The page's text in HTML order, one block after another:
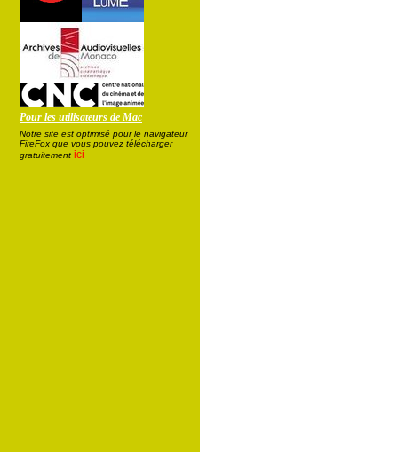
Pour les utilisateurs de Mac
Notre site est optimisé pour le navigateur
FireFox que vous pouvez télécharger
gratuitement ici